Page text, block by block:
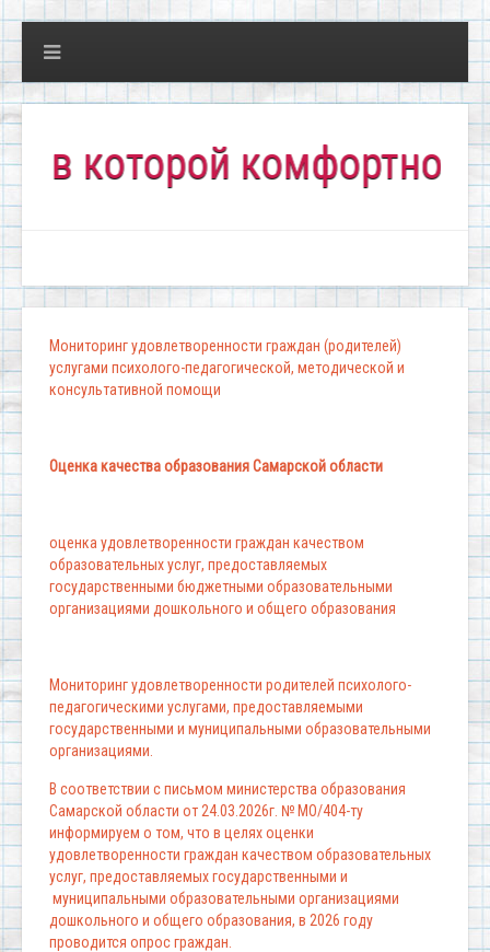
комфортно всем!"
Мониторинг удовлетворенности граждан (родителей)
услугами психолого-педагогической, методической и
консультативной помощи
Оценка качества образования Самарской области
оценка удовлетворенности граждан качеством
образовательных услуг, предоставляемых
государственными бюджетными образовательными
организациями дошкольного и общего образования
Мониторинг удовлетворенности родителей психолого-
педагогическими услугами, предоставляемыми
государственными и муниципальными образовательными
организациями.
В соответствии с письмом министерства образования
Самарской области от 24.03.2026г. № МО/404-ту
информируем о том, что в целях оценки
удовлетворенности граждан качеством образовательных
услуг, предоставляемых государственными и
муниципальными образовательными организациями
дошкольного и общего образования, в 2026 году
проводится опрос граждан.